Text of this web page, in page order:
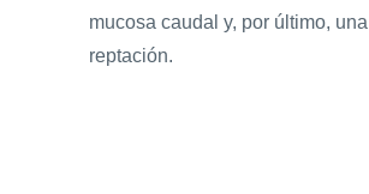
mucosa caudal y, por último,
reptación.